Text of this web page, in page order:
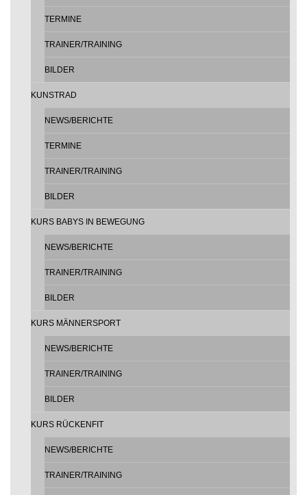
TERMINE
TRAINER/TRAINING
BILDER
KUNSTRAD
NEWS/BERICHTE
TERMINE
TRAINER/TRAINING
BILDER
KURS BABYS IN BEWEGUNG
NEWS/BERICHTE
TRAINER/TRAINING
BILDER
KURS MÄNNERSPORT
NEWS/BERICHTE
TRAINER/TRAINING
BILDER
KURS RÜCKENFIT
NEWS/BERICHTE
TRAINER/TRAINING